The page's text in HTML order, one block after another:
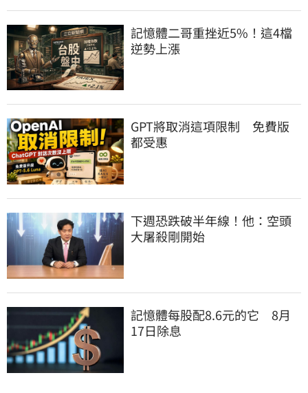
記憶體二哥重挫近5%！這4檔
逆勢上漲
GPT將取消這項限制　免費版
都受惠
下週恐跌破半年線！他：空頭
大屠殺剛開始
記憶體每股配8.6元的它　8月
17日除息